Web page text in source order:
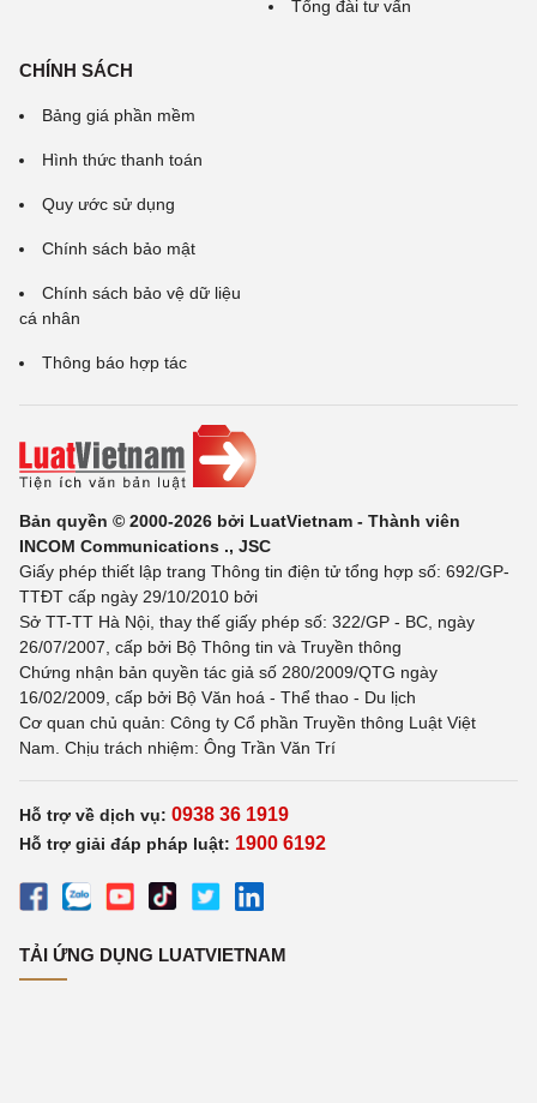
Tổng đài tư vấn
CHÍNH SÁCH
Bảng giá phần mềm
Hình thức thanh toán
Quy ước sử dụng
Chính sách bảo mật
Chính sách bảo vệ dữ liệu
cá nhân
Thông báo hợp tác
Bản quyền © 2000-2026 bởi LuatVietnam - Thành viên
INCOM Communications ., JSC
Giấy phép thiết lập trang Thông tin điện tử tổng hợp số: 692/GP-
TTĐT cấp ngày 29/10/2010 bởi
Sở TT-TT Hà Nội, thay thế giấy phép số: 322/GP - BC, ngày
26/07/2007, cấp bởi Bộ Thông tin và Truyền thông
Chứng nhận bản quyền tác giả số 280/2009/QTG ngày
16/02/2009, cấp bởi Bộ Văn hoá - Thể thao - Du lịch
Cơ quan chủ quản: Công ty Cổ phần Truyền thông Luật Việt
Nam. Chịu trách nhiệm: Ông Trần Văn Trí
Hỗ trợ về dịch vụ: 0938 36 1919
Hỗ trợ giải đáp pháp luật: 1900 6192
TẢI ỨNG DỤNG LUATVIETNAM